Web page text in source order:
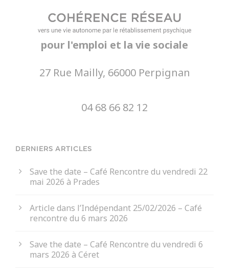
pour l'emploi et la vie sociale
27 Rue Mailly, 66000 Perpignan
04 68 66 82 12
DERNIERS ARTICLES
Save the date – Café Rencontre du vendredi 22
mai 2026 à Prades
Article dans l’Indépendant 25/02/2026 – Café
rencontre du 6 mars 2026
Save the date – Café Rencontre du vendredi 6
mars 2026 à Céret